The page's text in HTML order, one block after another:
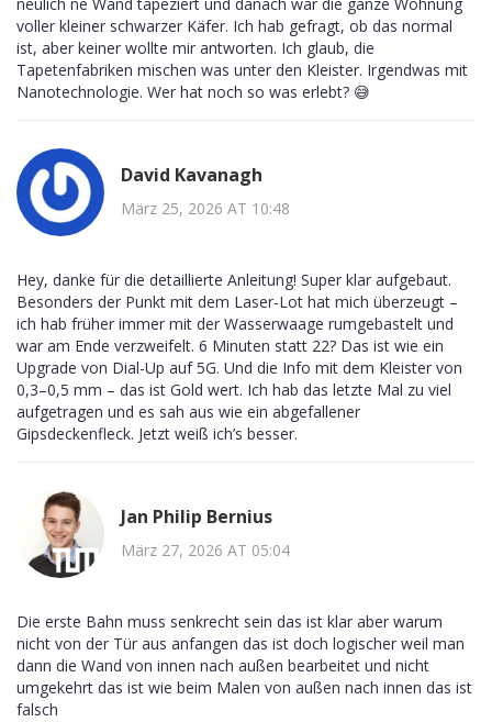
neulich ne Wand tapeziert und danach war die ganze Wohnung
voller kleiner schwarzer Käfer. Ich hab gefragt, ob das normal
ist, aber keiner wollte mir antworten. Ich glaub, die
Tapetenfabriken mischen was unter den Kleister. Irgendwas mit
Nanotechnologie. Wer hat noch so was erlebt? 😅
David Kavanagh
März 25, 2026 AT 10:48
Hey, danke für die detaillierte Anleitung! Super klar aufgebaut.
Besonders der Punkt mit dem Laser-Lot hat mich überzeugt –
ich hab früher immer mit der Wasserwaage rumgebastelt und
war am Ende verzweifelt. 6 Minuten statt 22? Das ist wie ein
Upgrade von Dial-Up auf 5G. Und die Info mit dem Kleister von
0,3–0,5 mm – das ist Gold wert. Ich hab das letzte Mal zu viel
aufgetragen und es sah aus wie ein abgefallener
Gipsdeckenfleck. Jetzt weiß ich’s besser.
Jan Philip Bernius
März 27, 2026 AT 05:04
Die erste Bahn muss senkrecht sein das ist klar aber warum
nicht von der Tür aus anfangen das ist doch logischer weil man
dann die Wand von innen nach außen bearbeitet und nicht
umgekehrt das ist wie beim Malen von außen nach innen das ist
falsch